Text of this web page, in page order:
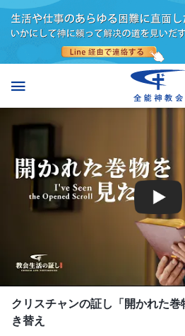
クリスチャンの証し「開かれた
き替え